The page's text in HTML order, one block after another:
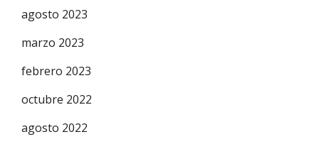
agosto 2023
marzo 2023
febrero 2023
octubre 2022
agosto 2022